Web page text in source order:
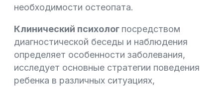
необходимости остеопата.
Клинический психолог посредством
диагностической беседы и наблюдения
определяет особенности заболевания,
исследует основные стратегии поведения
ребенка в различных ситуациях,